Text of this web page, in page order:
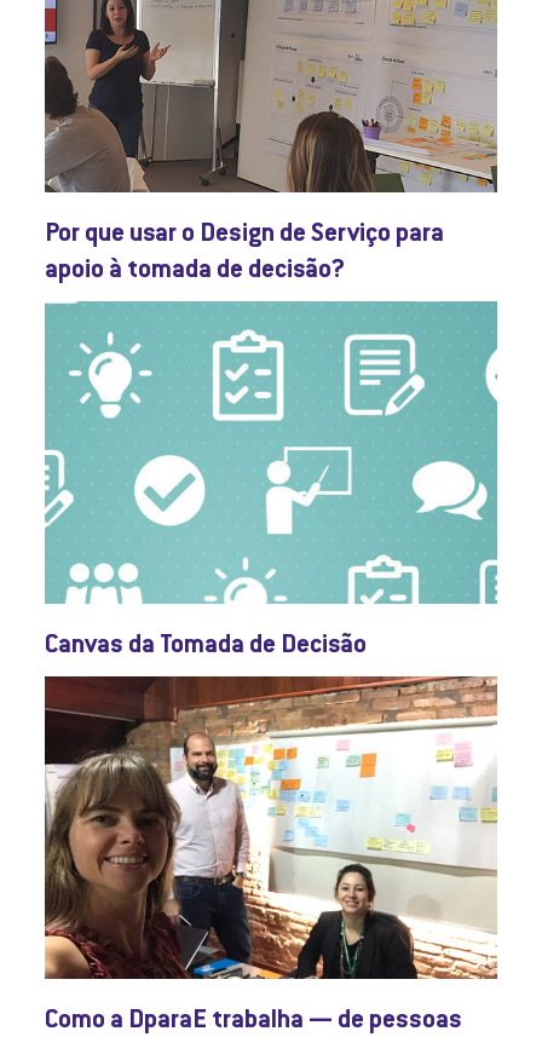
Por que usar o Design de Serviço para
apoio à tomada de decisão?
Canvas da Tomada de Decisão
Como a DparaE trabalha — de pessoas